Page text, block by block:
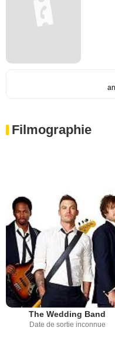
Filmographie
The Wedding Band
Date de sortie inconnue